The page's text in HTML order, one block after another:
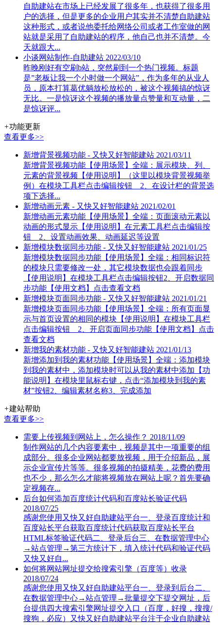
自助建站在市场上已经发展了很多年，也获得了很多用
户的选择，但是更多的企业用户其实并不清楚自助建站
这种形式，或者说他委托给网络公司或者工作室做的网
站就是采用了自助建站的程序，他自己也并不清楚。今
天就跟大...
小谈网站制作-自助建站 2022/03/10
昨晚刚好有空刷b站，突然刷到一个热门视频。标题
是”老板让我一个小时做一个网站”，作为多年的从业人
员，原本打算葛优躺放松放松的，被这个视频搞的惊讶
无比。一是惊讶这个视频的播放量点赞量和互动量，二
是惊讶评...
+功能更新
查看更多>>
新增背景视频功能 - 又快又好智能建站 2021/03/11
新增背景视频功能【使用场景】全端：展示模块、列、
元素的背景视频【使用说明】（这里以模块背景视频举
例）在模块工具栏点击编辑按钮 2、在设计栏的背景选
项下选择...
新增动画元素 - 又快又好智能建站 2021/02/01
新增动画元素功能【使用场景】全端：页面滚动元素以
动画的形式显示【使用说明】在元素工具栏点击编辑按
钮 2、设置动画效果、动画延迟等设置
新增模块数据同步功能 - 又快又好智能建站 2021/01/25
新增模块数据同步功能【使用场景】全端：相同标识符
的模块只需要修改一处，其它模块数据也会跟着同步
【使用说明】在模块工具栏点击编辑按钮2、开启数据同
步功能【使用文档】点击查看文档
新增模块页面同步功能 - 又快又好智能建站 2021/01/21
新增模块页面同步功能【使用场景】全端：所有页面显
示与首页设置的相同的模块【使用说明】在模块工具栏
点击编辑按钮 2、开启页面同步功能【使用文档】点击
查看文档
新增我的素材功能 - 又快又好智能建站 2021/01/13
新增添加到我的素材功能【使用场景】全端：添加模块
到我的素材中，添加模块时可以从我的素材中添加【功
能说明】在模块里鼠标右键，点击“添加模块到我的素
材”按钮2、编辑素材名称3、完成添加
+建站帮助
查看更多>>
需要上传视频到网站上，怎么操作？ 2018/11/09
制作网站的几个内容要素中，视频是其中一项重要的组
成部分。很多企业网站都要放视频，用于介绍新品，展
示企业宣传片等等。很多视频的拍摄精美，花费的费用
也不少，那么怎么才能将视频放在网站上呢？首先要确
定视频存...
后台如何添加百度统计代码和百度站长验证代码
2018/07/25
感谢您使用又快又好自助建站平台一、登录百度统计和
百度站长平台获取百度统计代码获取百度站长平台
HTML标签验证代码二、登录后台三、在数据管理中心
→站点管理→第三方统计下，填入统计代码和验证代码
又快又好自...
如何将网站网址提交给搜索引擎（百度等）收录
2018/07/24
感谢您使用又快又好自助建站平台一、登录到后台二、
在数据管理中心→站点管理→批量提交下提交网址，后
台提供四大搜索引擎网址提交入口（百度，好搜，搜搜/
搜狗，必应）又快又好自助建站平台注于企业自助建站